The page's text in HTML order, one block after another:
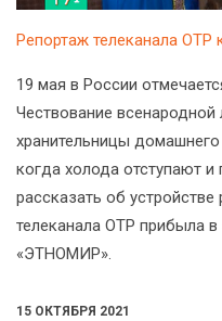
Репортаж телеканала ОТР
19 мая в России
Чествование
хранительницы
когда холода отступают
рассказать об
телеканала ОТР прибыла
«ЭТНОМИР».
15 ОКТЯБРЯ 2021